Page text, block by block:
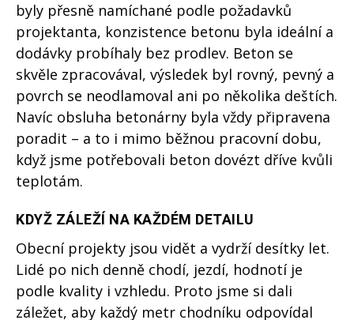
byly přesně namíchané podle požadavků
projektanta, konzistence betonu byla ideální a
dodávky probíhaly bez prodlev. Beton se
skvěle zpracovával, výsledek byl rovný, pevný a
povrch se neodlamoval ani po několika deštích.
Navíc obsluha betonárny byla vždy připravena
poradit – a to i mimo běžnou pracovní dobu,
když jsme potřebovali beton dovézt dříve kvůli
teplotám.
KDYŽ ZÁLEŽÍ NA KAŽDÉM DETAILU
Obecní projekty jsou vidět a vydrží desítky let.
Lidé po nich denně chodí, jezdí, hodnotí je
podle kvality i vzhledu. Proto jsme si dali
záležet, aby každý metr chodníku odpovídal